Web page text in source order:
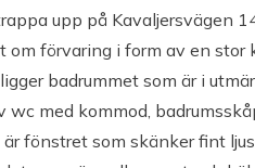
upp på Kavaljersvägen
om förvaring i form av en stor
badrummet som är i
wc med kommod,
fönstret som skänker fint